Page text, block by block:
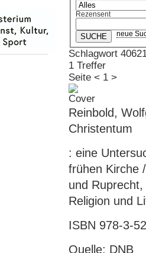
Rezensent
neue
Schlagwort
1 Treffer
Seite < 1 >
Reinbold,
Christentum
: eine
frühen Kirche
und
Religion und
ISBN 978-3-
Quelle: DNB